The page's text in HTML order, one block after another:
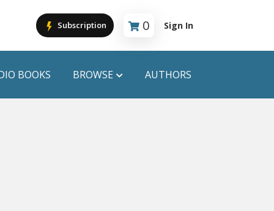
Subscription 0
Cart is empty
Sign In
BOOKS BROWSE AUTHORS